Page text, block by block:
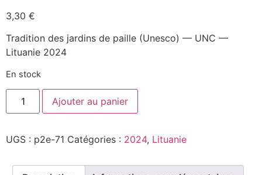
3,30 €
Tradition des jardins de paille (Unesco) — UNC —
Lituanie 2024
En stock
Ajouter au panier
UGS : p2e-71 Catégories : 2024, Lituanie